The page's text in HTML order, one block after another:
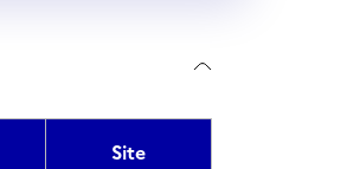
Site